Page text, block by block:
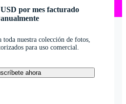
USD por mes facturado
anualmente
toda nuestra colección de fotos,
para uso comercial.
ahora